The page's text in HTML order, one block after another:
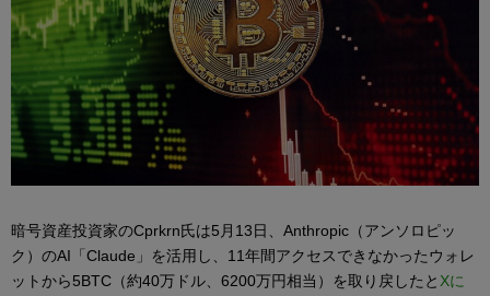
暗号資産投資家のCprkrn氏は5月13日、Anthropic（アンソロピッ
ク）のAI「Claude」を活用し、11年間アクセスできなかったウォレ
ットから5BTC（約40万ドル、6200万円相当）を取り戻したとXに